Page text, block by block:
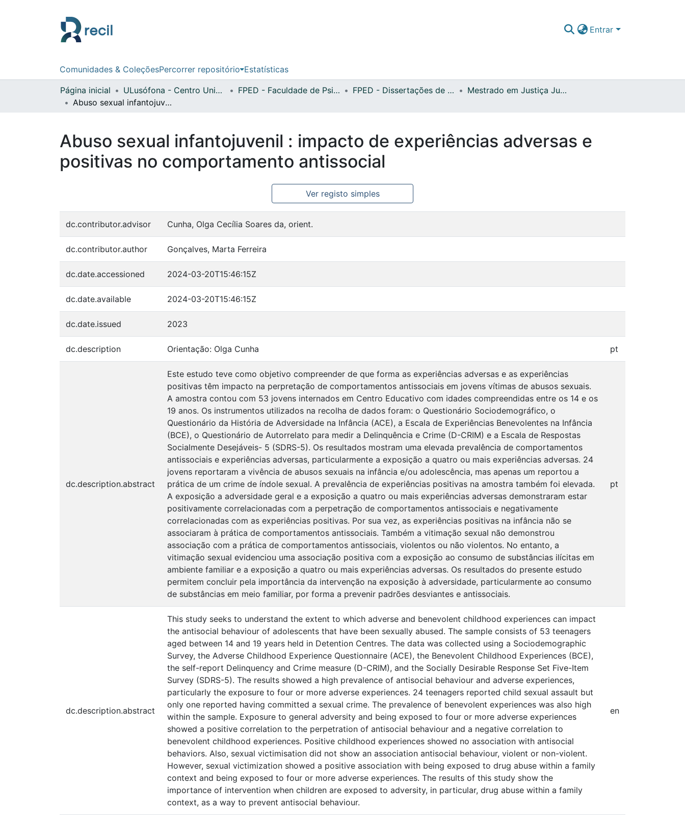
Entrar
Comunidades & ColeçõesPercorrer repositório Estatísticas
Página inicial ULusófona - Centro Universitário do Porto FPED - Faculdade de Psicologia, Educação e Desporto FPED - Dissertações de Mestrado
Mestrado em Justiça Juvenil e Proteção de Crianças e Jovens em Perigo
Abuso sexual infantojuvenil : impacto de experiências adversas e positivas no comportamento antissocial
Abuso sexual infantojuvenil : impacto de experiências adversas e
positivas no comportamento antissocial
Ver registo simples
dc.contributor.advisor Cunha, Olga Cecília Soares da, orient.
dc.contributor.author Gonçalves, Marta Ferreira
dc.date.accessioned 2024-03-20T15:46:15Z
dc.date.available 2024-03-20T15:46:15Z
dc.date.issued 2023
dc.description Orientação: Olga Cunha pt
dc.description.abstract
Este estudo teve como objetivo compreender de que forma as experiências adversas e as experiências
positivas têm impacto na perpretação de comportamentos antissociais em jovens vítimas de abusos sexuais.
A amostra contou com 53 jovens internados em Centro Educativo com idades compreendidas entre os 14 e os
19 anos. Os instrumentos utilizados na recolha de dados foram: o Questionário Sociodemográfico, o
Questionário da História de Adversidade na Infância (ACE), a Escala de Experiências Benevolentes na Infância
(BCE), o Questionário de Autorrelato para medir a Delinquência e Crime (D-CRIM) e a Escala de Respostas
Socialmente Desejáveis- 5 (SDRS-5). Os resultados mostram uma elevada prevalência de comportamentos
antissociais e experiências adversas, particularmente a exposição a quatro ou mais experiências adversas. 24
jovens reportaram a vivência de abusos sexuais na infância e/ou adolescência, mas apenas um reportou a
prática de um crime de índole sexual. A prevalência de experiências positivas na amostra também foi elevada.
A exposição a adversidade geral e a exposição a quatro ou mais experiências adversas demonstraram estar
positivamente correlacionadas com a perpetração de comportamentos antissociais e negativamente
correlacionadas com as experiências positivas. Por sua vez, as experiências positivas na infância não se
associaram à prática de comportamentos antissociais. Também a vitimação sexual não demonstrou
associação com a prática de comportamentos antissociais, violentos ou não violentos. No entanto, a
vitimação sexual evidenciou uma associação positiva com a exposição ao consumo de substâncias ilícitas em
ambiente familiar e a exposição a quatro ou mais experiências adversas. Os resultados do presente estudo
permitem concluir pela importância da intervenção na exposição à adversidade, particularmente ao consumo
de substâncias em meio familiar, por forma a prevenir padrões desviantes e antissociais.
pt
dc.description.abstract
This study seeks to understand the extent to which adverse and benevolent childhood experiences can impact
the antisocial behaviour of adolescents that have been sexually abused. The sample consists of 53 teenagers
aged between 14 and 19 years held in Detention Centres. The data was collected using a Sociodemographic
Survey, the Adverse Childhood Experience Questionnaire (ACE), the Benevolent Childhood Experiences (BCE),
the self-report Delinquency and Crime measure (D-CRIM), and the Socially Desirable Response Set Five-Item
Survey (SDRS-5). The results showed a high prevalence of antisocial behaviour and adverse experiences,
particularly the exposure to four or more adverse experiences. 24 teenagers reported child sexual assault but
only one reported having committed a sexual crime. The prevalence of benevolent experiences was also high
within the sample. Exposure to general adversity and being exposed to four or more adverse experiences
showed a positive correlation to the perpetration of antisocial behaviour and a negative correlation to
benevolent childhood experiences. Positive childhood experiences showed no association with antisocial
behaviors. Also, sexual victimisation did not show an association antisocial behaviour, violent or non-violent.
However, sexual victimization showed a positive association with being exposed to drug abuse within a family
context and being exposed to four or more adverse experiences. The results of this study show the
importance of intervention when children are exposed to adversity, in particular, drug abuse within a family
context, as a way to prevent antisocial behaviour.
en